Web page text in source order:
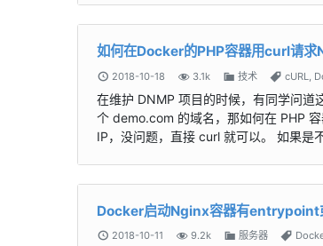
如何在Docker的PHP容器用curl请求
2018-10-18 3.1k 技术 cURL
在维护 DNMP 项目的时候，有同学问
个 demo.com 的域名，那如何在 PHP
IP，没问题，直接 curl 就可以。 如果
Docker启动Nginx容器有entrypoint
2018-10-11 9.2k 服务器